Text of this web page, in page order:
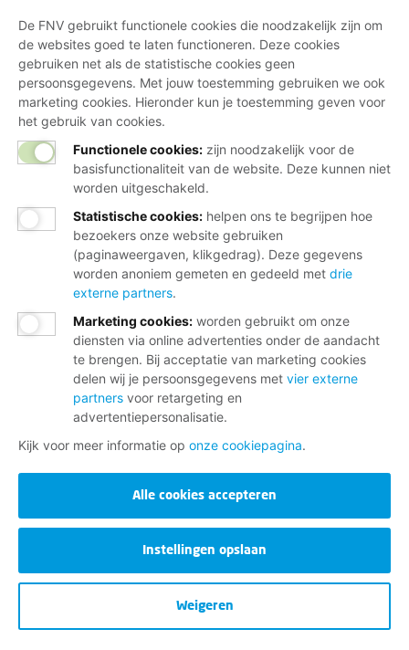
Word lid
Of maak een ander lid en verdien een tientje
Wij helpen je graag
Bij al je vragen over werk, inkomen en
lidmaatschap.
Neem contact op met de FNV
Vragen over het lidmaatschap
Vragen over werk en inkomen
Dienstverlening bij jou in de buurt
Meld je aan voor onze nieuwsbrief
Disclaimer
De FNV gebruikt functionele cookies die noodzakelijk zijn om
de websites goed te laten functioneren. Deze cookies
gebruiken net als de statistische cookies geen
persoonsgegevens. Met jouw toestemming gebruiken we ook
marketing cookies. Hieronder kun je toestemming geven voor
het gebruik van cookies.
Functionele cookies: zijn noodzakelijk voor de
basisfunctionaliteit van de website. Deze kunnen niet
worden uitgeschakeld.
Statistische cookies: helpen ons te begrijpen hoe
bezoekers onze website gebruiken
(paginaweergaven, klikgedrag). Deze gegevens
worden anoniem gemeten en gedeeld met drie
externe partners.
Marketing cookies: worden gebruikt om onze
diensten via online advertenties onder de aandacht
te brengen. Bij acceptatie van marketing cookies
delen wij je persoonsgegevens met vier externe
partners voor retargeting en
advertentiepersonalisatie.
Kijk voor meer informatie op onze cookiepagina.
Alle cookies accepteren
Instellingen opslaan
Weigeren